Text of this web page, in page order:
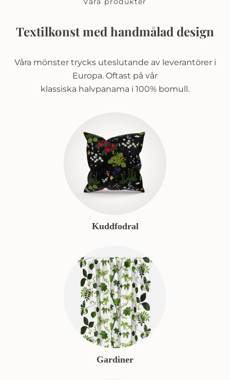
Textilkonst med handmålad design
Våra mönster trycks uteslutande av leverantörer i
Europa. Oftast på vår
klassiska halvpanama i 100% bomull.
Kuddfodral
Gardiner